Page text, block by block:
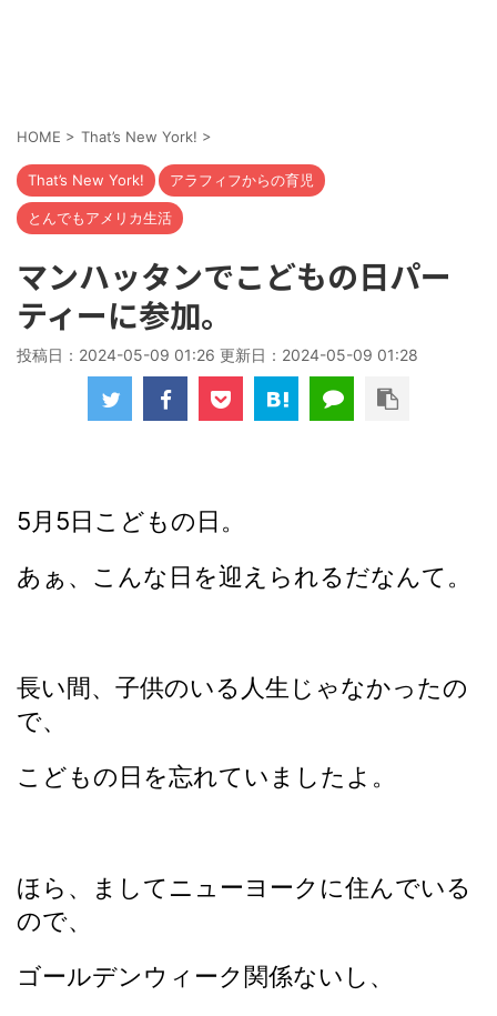
HOME > That’s New York! >
That’s New York! アラフィフからの育児
とんでもアメリカ生活
マンハッタンでこどもの日パー
ティーに参加。
投稿日：2024-05-09 01:26 更新日： 2024-05-09 01:28
5月5日こどもの日。
あぁ、こんな日を迎えられるだなんて。
長い間、子供のいる人生じゃなかったの
で、
こどもの日を忘れていましたよ。
ほら、ましてニューヨークに住んでいる
ので、
ゴールデンウィーク関係ないし、